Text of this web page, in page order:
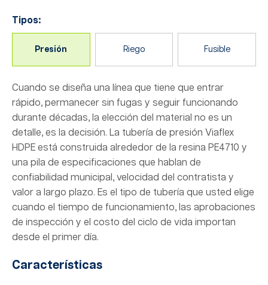
Tipos:
Presión Riego Fusible
Cuando se diseña una línea que tiene que entrar
rápido, permanecer sin fugas y seguir funcionando
durante décadas, la elección del material no es un
detalle, es la decisión. La tubería de presión Viaflex
HDPE está construida alrededor de la resina PE4710 y
una pila de especificaciones que hablan de
confiabilidad municipal, velocidad del contratista y
valor a largo plazo. Es el tipo de tubería que usted elige
cuando el tiempo de funcionamiento, las aprobaciones
de inspección y el costo del ciclo de vida importan
desde el primer día.
Características